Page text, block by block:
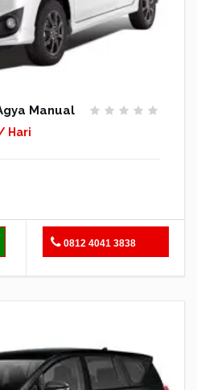
Manual
Hari
0812 4041 3838